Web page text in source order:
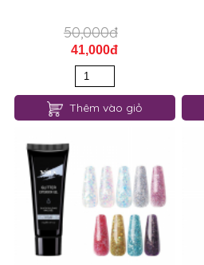
50,000đ
41,000đ
Thêm vào giỏ